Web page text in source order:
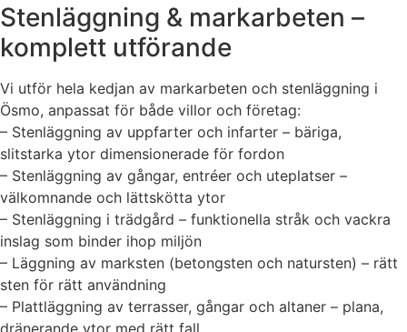
Stenläggning & markarbeten –
komplett utförande
Vi utför hela kedjan av markarbeten och stenläggning i
Ösmo, anpassat för både villor och företag:
– Stenläggning av uppfarter och infarter – bäriga,
slitstarka ytor dimensionerade för fordon
– Stenläggning av gångar, entréer och uteplatser –
välkomnande och lättskötta ytor
– Stenläggning i trädgård – funktionella stråk och vackra
inslag som binder ihop miljön
– Läggning av marksten (betongsten och natursten) – rätt
sten för rätt användning
– Plattläggning av terrasser, gångar och altaner – plana,
dränerande ytor med rätt fall